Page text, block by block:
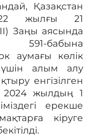
Қазақстан
жылғы 21
Заңы аясында
591-бабына
аумағы көлік
үшін алым алу
енгізілген
2024 жылдың 1
ерекше
кіруге